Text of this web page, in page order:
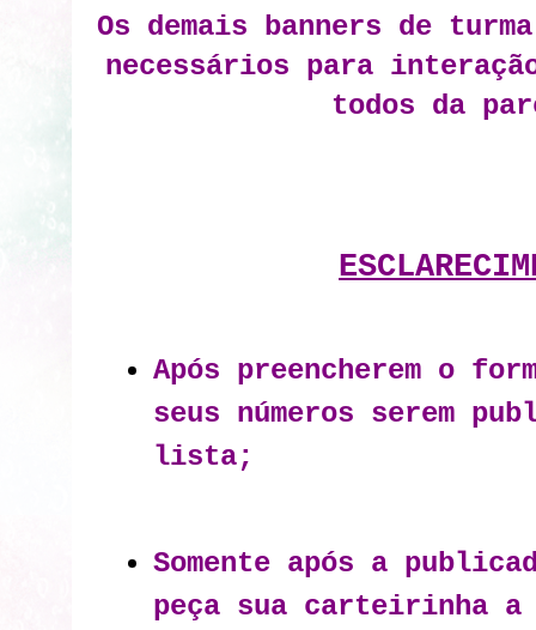
Os demais banners de
necessários para
todos da
Após preencherem o
seus números serem
lista;
Somente após a
peça sua carteirinha